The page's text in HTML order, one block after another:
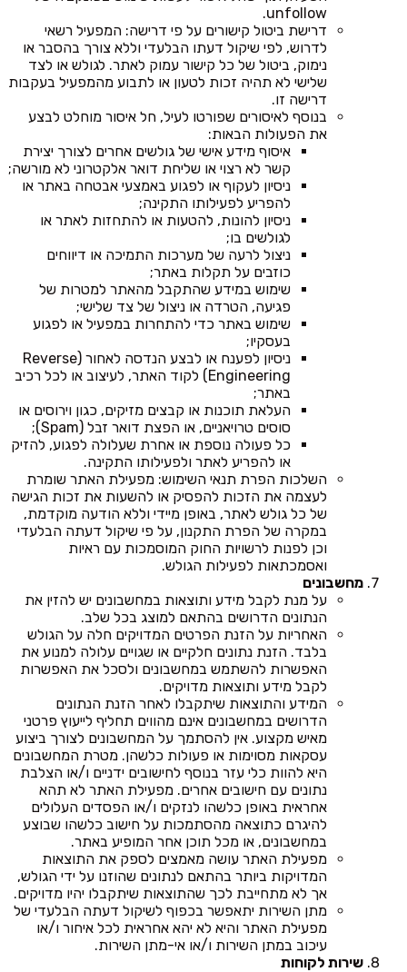
unfollow.
דרישת ביטול קישורים על פי דרישה: המפעיל רשאי
לדרוש, לפי שיקול דעתו הבלעדי וללא צורך בהסבר או
נימוק, ביטול של כל קישור עמוק לאתר. לגולש או לצד
שלישי לא תהיה זכות לטעון או לתבוע מהמפעיל בעקבות
דרישה זו.
בנוסף לאיסורים שפורטו לעיל, חל איסור מוחלט לבצע
את הפעולות הבאות:
איסוף מידע אישי של גולשים אחרים לצורך יצירת
קשר לא רצוי או שליחת דואר אלקטרוני לא מורשה;
ניסיון לעקוף או לפגוע באמצעי אבטחה באתר או
להפריע לפעילותו התקינה;
ניסיון להונות, להטעות או להתחזות לאתר או
לגולשים בו;
ניצול לרעה של מערכות התמיכה או דיווחים
כוזבים על תקלות באתר;
שימוש במידע שהתקבל מהאתר למטרות של
פגיעה, הטרדה או ניצול של צד שלישי;
שימוש באתר כדי להתחרות במפעיל או לפגוע
בעסקיו;
ניסיון לפענח או לבצע הנדסה לאחור (Reverse
Engineering) לקוד האתר, לעיצוב או לכל רכיב
באתר;
העלאת תוכנות או קבצים מזיקים, כגון וירוסים או
סוסים טרויאניים, או הפצת דואר זבל (Spam);
כל פעולה נוספת או אחרת שעלולה לפגוע, להזיק
או להפריע לאתר ולפעילותו התקינה.
השלכות הפרת תנאי השימוש: מפעילת האתר שומרת
לעצמה את הזכות להפסיק או להשעות את זכות הגישה
של כל גולש לאתר, באופן מיידי וללא הודעה מוקדמת,
במקרה של הפרת התקנון, על פי שיקול דעתה הבלעדי
וכן לפנות לרשויות החוק המוסמכות עם ראיות
ואסמכתאות לפעילות הגולש.
מחשבונים
על מנת לקבל מידע ותוצאות במחשבונים יש להזין את
הנתונים הדרושים בהתאם למוצג בכל שלב.
האחריות על הזנת הפרטים המדויקים חלה על הגולש
בלבד. הזנת נתונים חלקיים או שגויים עלולה למנוע את
האפשרות להשתמש במחשבונים ולסכל את האפשרות
לקבל מידע ותוצאות מדויקים.
המידע והתוצאות שיתקבלו לאחר הזנת הנתונים
הדרושים במחשבונים אינם מהווים תחליף לייעוץ פרטני
מאיש מקצוע. אין להסתמך על המחשבונים לצורך ביצוע
עסקאות מסוימות או פעולות כלשהן. מטרת המחשבונים
היא להוות כלי עזר בנוסף לחישובים ידניים ו/או הצלבת
נתונים עם חישובים אחרים. מפעילת האתר לא תהא
אחראית באופן כלשהו לנזקים ו/או הפסדים העלולים
להיגרם כתוצאה מהסתמכות על חישוב כלשהו שבוצע
במחשבונים, או מכל תוכן אחר המופיע באתר.
מפעילת האתר עושה מאמצים לספק את התוצאות
המדויקות ביותר בהתאם לנתונים שהוזנו על ידי הגולש,
אך לא מתחייבת לכך שהתוצאות שיתקבלו יהיו מדויקים.
מתן השירות יתאפשר בכפוף לשיקול דעתה הבלעדי של
מפעילת האתר והיא לא יהא אחראית לכל איחור ו/או
עיכוב במתן השירות ו/או אי-מתן השירות.
שירות לקוחות